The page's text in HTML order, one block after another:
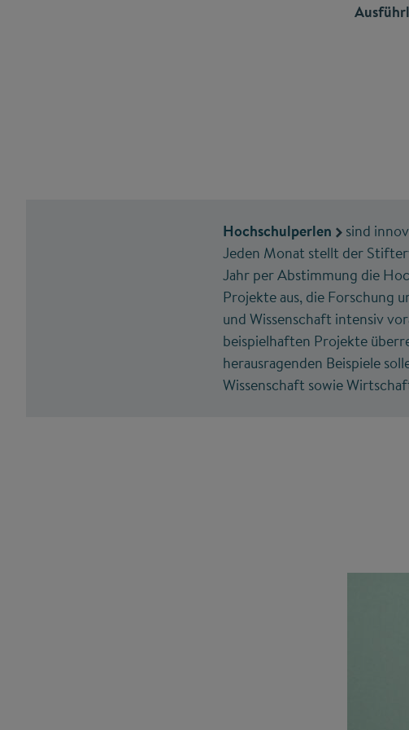
Hochschulperlen
sind
Jeden Monat stellt der
Jahr per Abstimmung die
Projekte aus, die Forschung
und Wissenschaft intensiv
beispielhaften Projekte
herausragenden Beispiele
Wissenschaft sowie